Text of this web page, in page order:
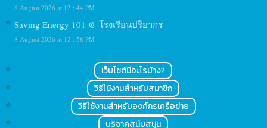
8 August 2026 at 12 : 44 PM
Saving Energy 101 @ โรงเรียนปริยากร
8 August 2026 at 12 : 58 PM
เว็บไซต์มีอะไรบ้าง?
วิธีใช้งานสำหรับสมาชิก
วิธีใช้งานสำหรับองค์กรเครือข่าย
บริจาคสนับสนุน